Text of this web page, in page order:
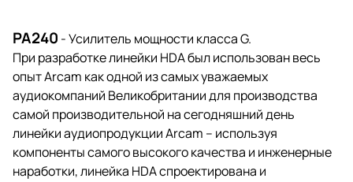
PA240 - Усилитель мощности класса G.
При разработке линейки HDA был использован весь
опыт Arcam как одной из самых уважаемых
аудиокомпаний Великобритании для производства
самой производительной на сегодняшний день
линейки аудиопродукции Arcam – используя
компоненты самого высокого качества и инженерные
наработки, линейка HDA спроектирована и